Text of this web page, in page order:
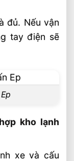
đủ. Nếu vận
tay điện sẽ
kho lạnh
xe và cấu